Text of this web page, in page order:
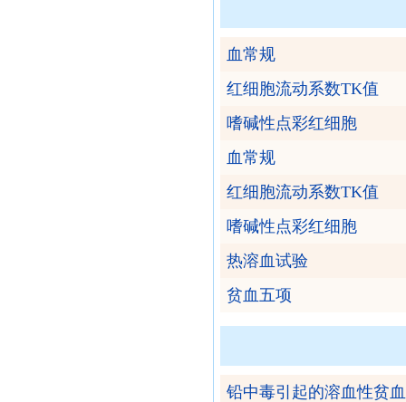
血常规
红细胞流动系数TK值
嗜碱性点彩红细胞
血常规
红细胞流动系数TK值
嗜碱性点彩红细胞
热溶血试验
贫血五项
铅中毒引起的溶血性贫血